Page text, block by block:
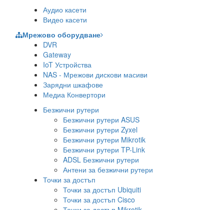
Аудио касети
Видео касети
Мрежово оборудване
DVR
Gateway
IoT Устройства
NAS - Мрежови дискови масиви
Зарядни шкафове
Медиа Конвертори
Безжични рутери
Безжични рутери ASUS
Безжични рутери Zyxel
Безжични рутери Mikrotik
Безжични рутери TP-Link
ADSL Безжични рутери
Антени за безжични рутери
Точки за достъп
Точки за достъп Ubiquiti
Точки за достъп Cisco